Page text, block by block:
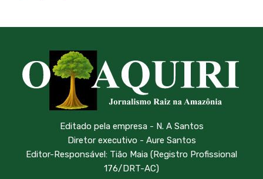
Editado pela empresa - N. A Santos
Diretor executivo - Aure Santos
Editor-Responsável: Tião Maia (Registro Profissional
176/DRT-AC)